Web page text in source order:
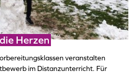
Herzen
veranstalten
im Distanzunterricht. Für